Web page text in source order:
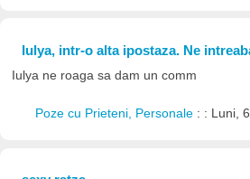
Iulya, intr-o alta ipostaza. Ne
Iulya ne roaga sa dam un comm
Poze cu Prieteni, Personale : : Luni,